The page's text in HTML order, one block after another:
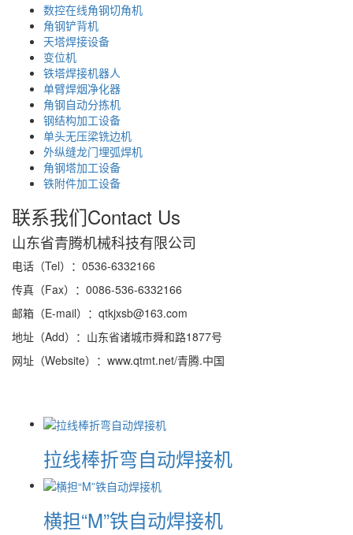
数控在线角钢切角机
角钢铲背机
天塔焊接设备
变位机
铁塔焊接机器人
单臂焊烟净化器
角钢自动分拣机
钢结构加工设备
单头无压梁铣边机
外纵缝龙门埋弧焊机
角钢塔加工设备
铁附件加工设备
联系我们Contact Us
山东省青腾机械科技有限公司
电话（Tel）：0536-6332166
传真（Fax）：0086-536-6332166
邮箱（E-mail）：qtkjxsb@163.com
地址（Add）：山东省诸城市舜和路1877号
网址（Website）：www.qtmt.net/青腾.中国
拉线棒折弯自动焊接机
横担“M”铁自动焊接机